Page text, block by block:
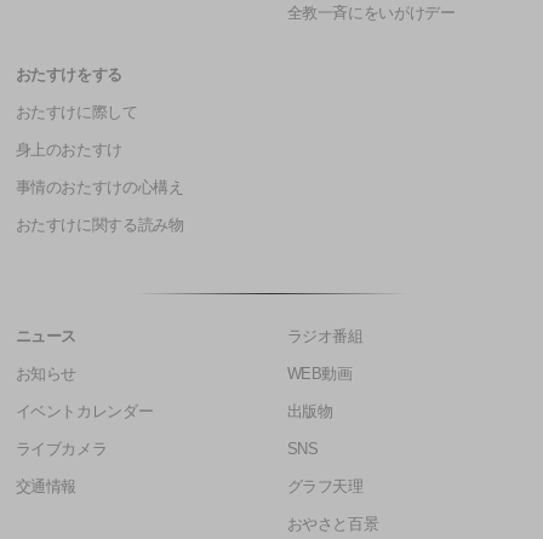
全教一斉にをいがけデー
おたすけをする
おたすけに際して
身上のおたすけ
事情のおたすけの心構え
おたすけに関する読み物
ニュース
お知らせ
イベントカレンダー
ライブカメラ
交通情報
ラジオ番組
WEB動画
出版物
SNS
グラフ天理
おやさと百景